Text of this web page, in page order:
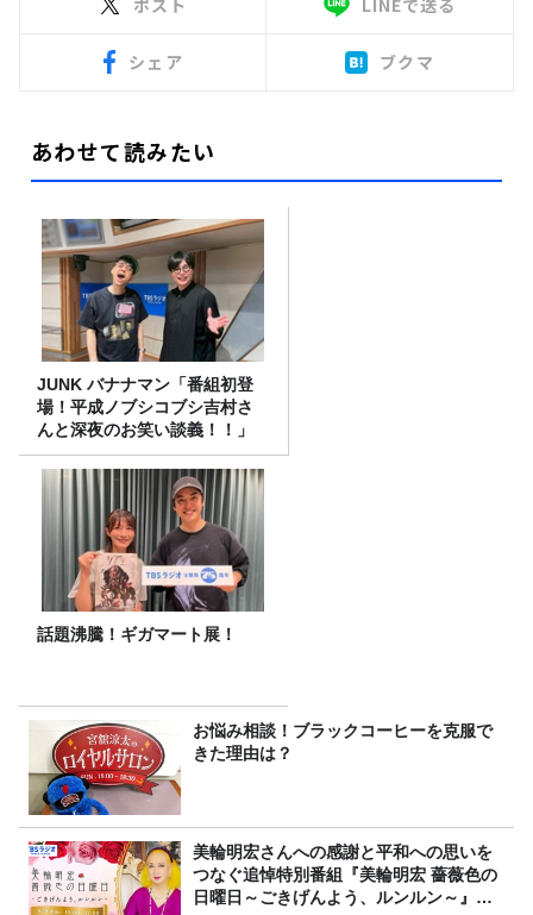
シェア ブクマ
あわせて読みたい
JUNK バナナマン「番組初登
場！平成ノブシコブシ吉村さ
んと深夜のお笑い談義！！」
話題沸騰！ギガマート展！
お悩み相談！ブラックコーヒーを克服で
きた理由は？
美輪明宏さんへの感謝と平和への思いを
つなぐ追悼特別番組『美輪明宏 薔薇色の
日曜日～ごきげんよう、ルンルン～』